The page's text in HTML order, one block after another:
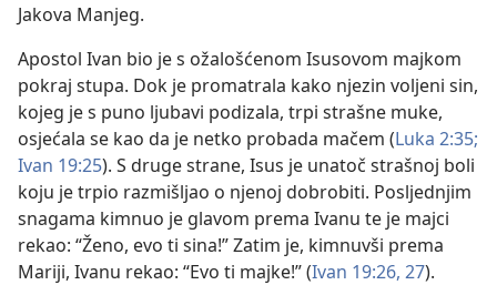
Jakova Manjeg.
Apostol Ivan bio je s ožalošćenom Isusovom majkom
pokraj stupa. Dok je promatrala kako njezin voljeni sin,
kojeg je s puno ljubavi podizala, trpi strašne muke,
osjećala se kao da je netko probada mačem (Luka 2:35;
Ivan 19:25). S druge strane, Isus je unatoč strašnoj boli
koju je trpio razmišljao o njenoj dobrobiti. Posljednjim
snagama kimnuo je glavom prema Ivanu te je majci
rekao: “Ženo, evo ti sina!” Zatim je, kimnuvši prema
Mariji, Ivanu rekao: “Evo ti majke!” (Ivan 19:26, 27).